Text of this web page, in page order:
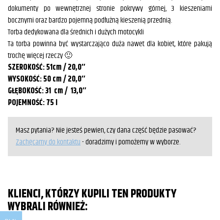
dokumenty po wewnętrznej stronie pokrywy górnej, 3 kieszeniami
bocznymi oraz bardzo pojemną podłużną kieszenią przednią.
Torba dedykowana dla średnich i dużych motocykli
Ta torba powinna być wystarczająco duża nawet dla kobiet, które pakują
trochę więcej rzeczy 🙂
SZEROKOŚĆ: 51cm / 20,0″
WYSOKOŚĆ: 50 cm / 20,0″
GŁĘBOKOŚĆ: 31 cm / 13,0″
POJEMNOŚĆ: 75 l
Masz pytania? Nie jesteś pewien, czy dana część będzie pasować?
Zachęcamy do kontaktu- doradzimy i pomożemy w wyborze.
KLIENCI, KTÓRZY KUPILI TEN PRODUKTY
WYBRALI RÓWNIEŻ: